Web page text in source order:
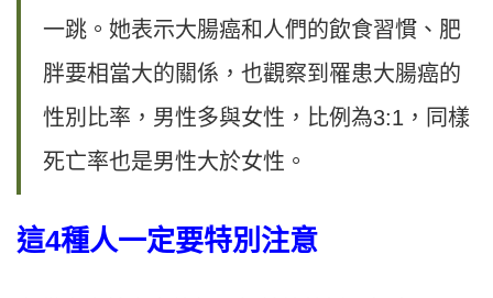
一跳。她表示大腸癌和人們的飲食習慣、肥
胖要相當大的關係，也觀察到罹患大腸癌的
性別比率，男性多與女性，比例為3:1，同樣
死亡率也是男性大於女性。
這4種人一定要特別注意